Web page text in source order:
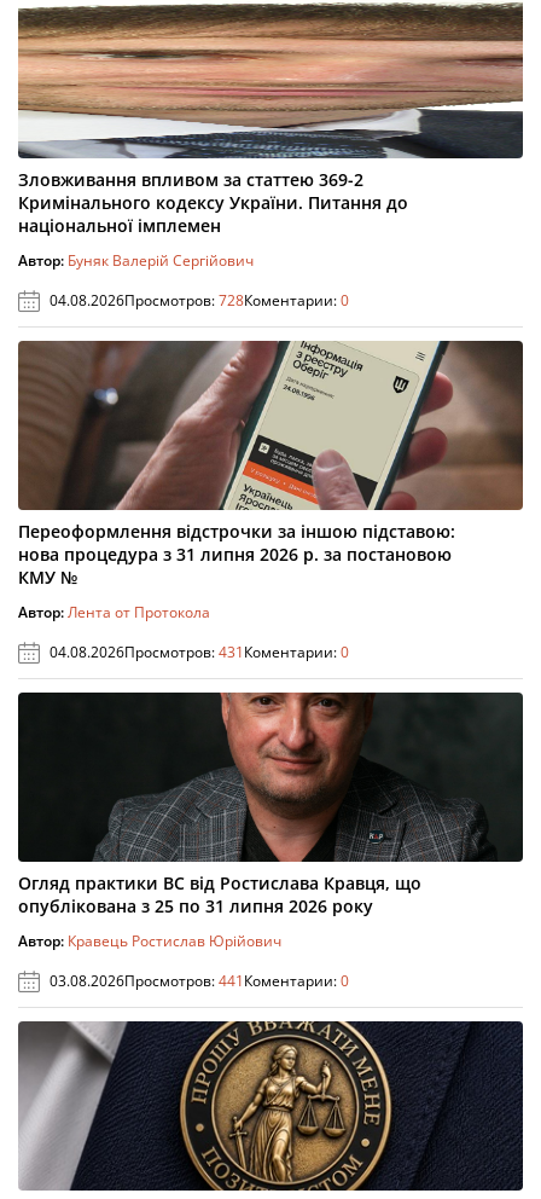
Зловживання впливом за статтею 369-2
Кримінального кодексу України. Питання до
національної імплемен
Автор: Буняк Валерій Сергійович
04.08.2026Просмотров:728Коментарии:0
Переоформлення відстрочки за іншою підставою:
нова процедура з 31 липня 2026 р. за постановою
КМУ №
Автор:Лента от Протокола
04.08.2026Просмотров:431Коментарии:0
Огляд практики ВС від Ростислава Кравця, що
опублікована з 25 по 31 липня 2026 року
Автор: Кравець Ростислав Юрійович
03.08.2026Просмотров:441Коментарии:0